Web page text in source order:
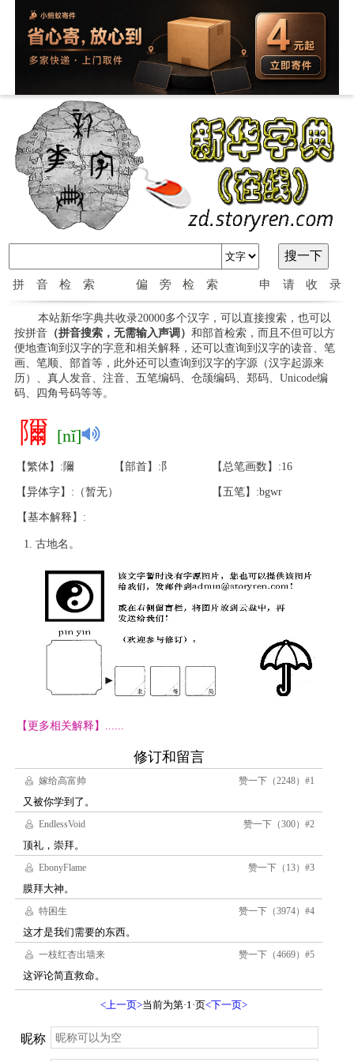
拼音检索 偏旁检索 申请收录
本站新华字典共收录20000多个汉字，可以直接搜索，也可以
按拼音（拼音搜索，无需输入声调） 和部首检索，而且不但可以方
便地查询到汉字的字意和相关解释，还可以查询到汉字的读音、笔
画、笔顺、部首等，此外还可以查询到汉字的字源（汉字起源来
历）、真人发音、注音、五笔编码、仓颉编码、郑码、Unicode编
码、四角号码等等。
隬 [nǐ]
【繁体】:隬 【部首】:阝 【总笔画数】:16
【异体字】:（暂无） 【五笔】:bgwr
【基本解释】:
古地名。
【更多相关解释】......